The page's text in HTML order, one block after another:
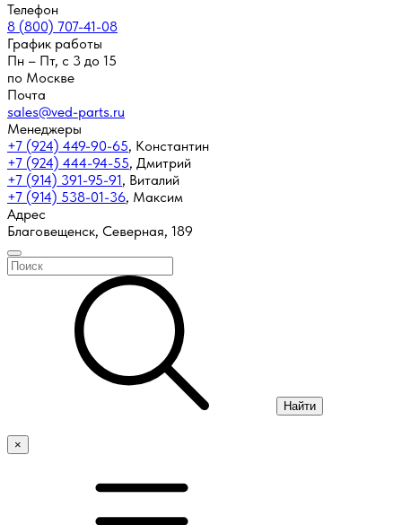
Телефон
8 (800) 707-41-08
График работы
Пн – Пт, с 3 до 15
по Москве
Почта
sales@ved-parts.ru
Менеджеры
+7 (924) 449-90-65, Константин
+7 (924) 444-94-55, Дмитрий
+7 (914) 391-95-91, Виталий
+7 (914) 538-01-36, Максим
Адрес
Благовещенск, Северная, 189
Найти
×